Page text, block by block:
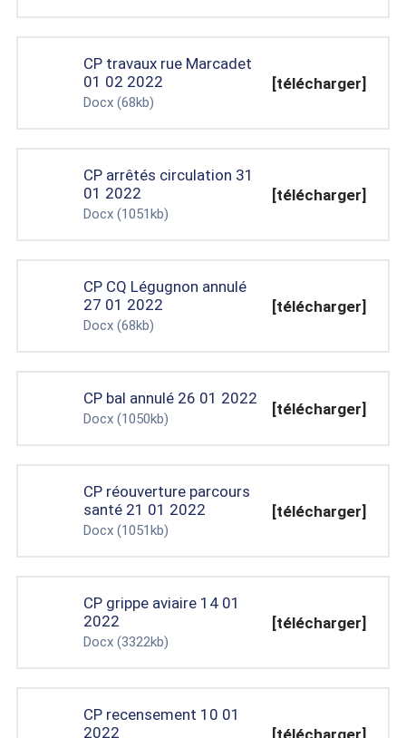
CP travaux rue Marcadet
01 02 2022
Docx (68kb)
[télécharger]
CP arrêtés circulation 31
01 2022
Docx (1051kb)
[télécharger]
CP CQ Légugnon annulé
27 01 2022
Docx (68kb)
[télécharger]
CP bal annulé 26 01 2022
Docx (1050kb)
[télécharger]
CP réouverture parcours
santé 21 01 2022
Docx (1051kb)
[télécharger]
CP grippe aviaire 14 01
2022
Docx (3322kb)
[télécharger]
CP recensement 10 01
2022
[télécharger]